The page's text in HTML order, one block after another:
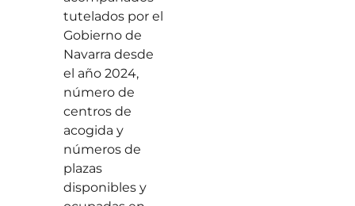
tutelados por el
Gobierno de
Navarra desde
el año 2024,
número de
centros de
acogida y
números de
plazas
disponibles y